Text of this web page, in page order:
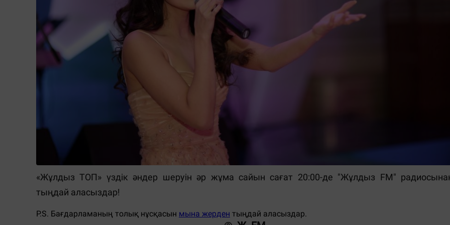
«Жұлдыз ТОП» үздік әндер шеруін әр жұма сайын сағат 20:00-де "Жұлдыз FM"
тыңдай аласыздар!
P.S. Бағдарламаның толық нұсқасын мына жерден тыңдай аласыздар.